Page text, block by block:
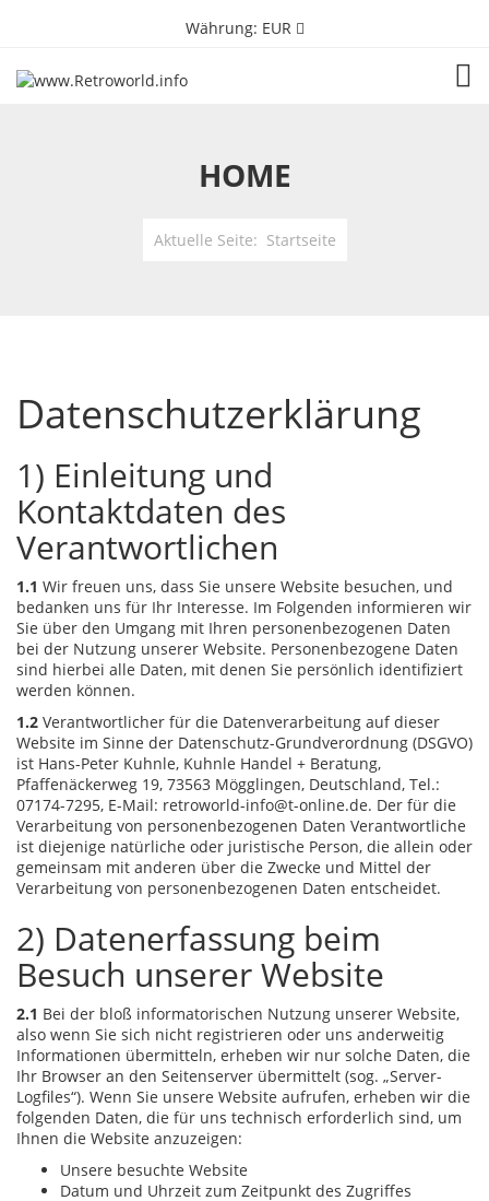
Währung: EUR
HOME
Aktuelle Seite: Startseite
Datenschutzerklärung
1) Einleitung und
Kontaktdaten des
Verantwortlichen
1.1 Wir freuen uns, dass Sie unsere Website besuchen, und
bedanken uns für Ihr Interesse. Im Folgenden informieren wir
Sie über den Umgang mit Ihren personenbezogenen Daten
bei der Nutzung unserer Website. Personenbezogene Daten
sind hierbei alle Daten, mit denen Sie persönlich identifiziert
werden können.
1.2 Verantwortlicher für die Datenverarbeitung auf dieser
Website im Sinne der Datenschutz-Grundverordnung (DSGVO)
ist Hans-Peter Kuhnle, Kuhnle Handel + Beratung,
Pfaffenäckerweg 19, 73563 Mögglingen, Deutschland, Tel.:
07174-7295, E-Mail: retroworld-info@t-online.de. Der für die
Verarbeitung von personenbezogenen Daten Verantwortliche
ist diejenige natürliche oder juristische Person, die allein oder
gemeinsam mit anderen über die Zwecke und Mittel der
Verarbeitung von personenbezogenen Daten entscheidet.
2) Datenerfassung beim
Besuch unserer Website
2.1 Bei der bloß informatorischen Nutzung unserer Website,
also wenn Sie sich nicht registrieren oder uns anderweitig
Informationen übermitteln, erheben wir nur solche Daten, die
Ihr Browser an den Seitenserver übermittelt (sog. „Server-
Logfiles“). Wenn Sie unsere Website aufrufen, erheben wir die
folgenden Daten, die für uns technisch erforderlich sind, um
Ihnen die Website anzuzeigen:
Unsere besuchte Website
Datum und Uhrzeit zum Zeitpunkt des Zugriffes